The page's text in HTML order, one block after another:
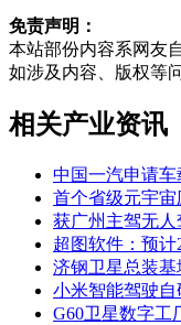
免责声明：
本站部份内容系网友
如涉及内容、版权等
相关产业资讯
中国一汽申请
首个省级元宇
获广州主驾无
超图软件：预计
济钢卫星总装
小米智能驾驶
G60卫星数字工